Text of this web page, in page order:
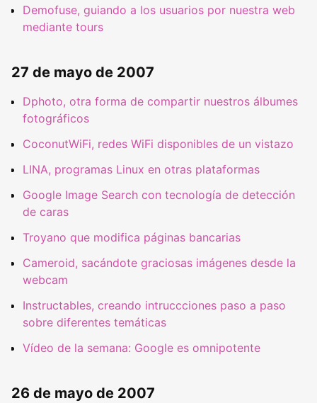
Demofuse, guiando a los usuarios por nuestra web
mediante tours
27 de mayo de 2007
Dphoto, otra forma de compartir nuestros álbumes
fotográficos
CoconutWiFi, redes WiFi disponibles de un vistazo
LINA, programas Linux en otras plataformas
Google Image Search con tecnología de detección
de caras
Troyano que modifica páginas bancarias
Cameroid, sacándote graciosas imágenes desde la
webcam
Instructables, creando intruccciones paso a paso
sobre diferentes temáticas
Vídeo de la semana: Google es omnipotente
26 de mayo de 2007